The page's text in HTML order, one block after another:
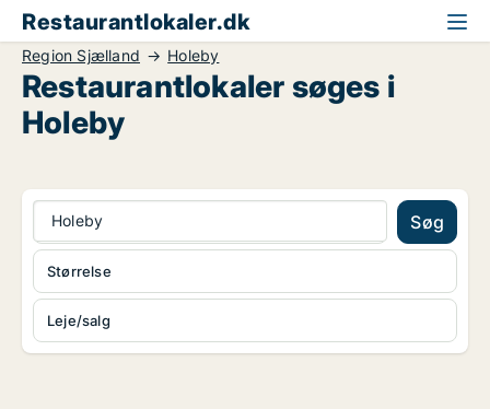
Restaurantlokaler.dk
Region Sjælland Holeby
Restaurantlokaler søges i
Holeby
Holeby Søg
Leje/salg
Størrelse